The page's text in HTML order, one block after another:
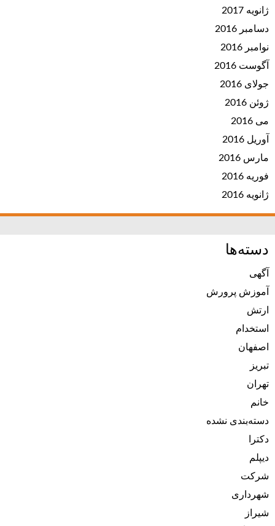
ژانویه 2017
دسامبر 2016
نوامبر 2016
آگوست 2016
جولای 2016
ژوئن 2016
می 2016
آوریل 2016
مارس 2016
فوریه 2016
ژانویه 2016
دسته‌ها
آگهی
آموزش پرورش
ارتش
استخدام
اصفهان
تبریز
تهران
خانم
دسته‌بندی نشده
دکترا
دیپلم
شرکت
شهرداری
شیراز